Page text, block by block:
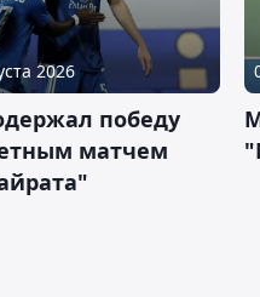
2026
победу
матчем